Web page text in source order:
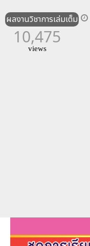
ผลงานวิชาการเล่มเต็ม
10,475
views